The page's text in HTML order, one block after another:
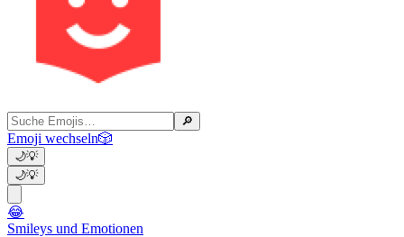
🔎
Emoji wechseln🎲
🌙💡
🌙💡
😂
Smileys und Emotionen